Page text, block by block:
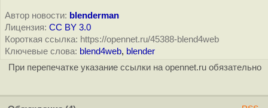
Автор новости: blenderman
Лицензия: CC BY 3.0
Короткая ссылка: https://opennet.ru/45388-blend4web
Ключевые слова: blend4web, blender
При перепечатке указание ссылки на opennet.ru обязательно